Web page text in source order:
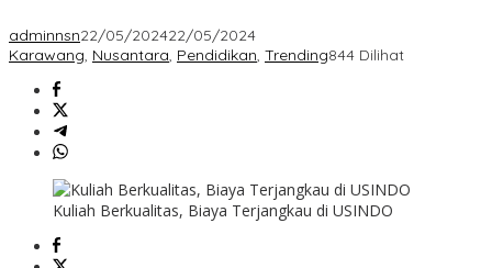
adminnsn22/05/202422/05/2024
Karawang, Nusantara, Pendidikan, Trending844 Dilihat
Kuliah Berkualitas, Biaya Terjangkau di USINDO